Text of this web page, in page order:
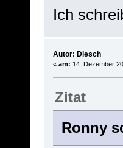
Ich
Autor: Diesch
« am: 14. Dezember
Zitat
Ronny